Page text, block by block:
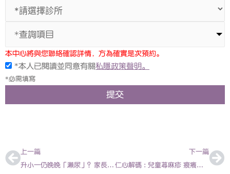
*查詢項目
本中心將與您聯絡確認詳情，方為確實是次預約。
*本人已閱讀並同意有關私隱政策聲明。
*必需填寫
提交
上一篇
升小一仍晚晚「瀨尿」？家長小朋友不止整夜無眠
下一篇
仁心解碼 : 兒童蕁麻疹 痕癢抓不停